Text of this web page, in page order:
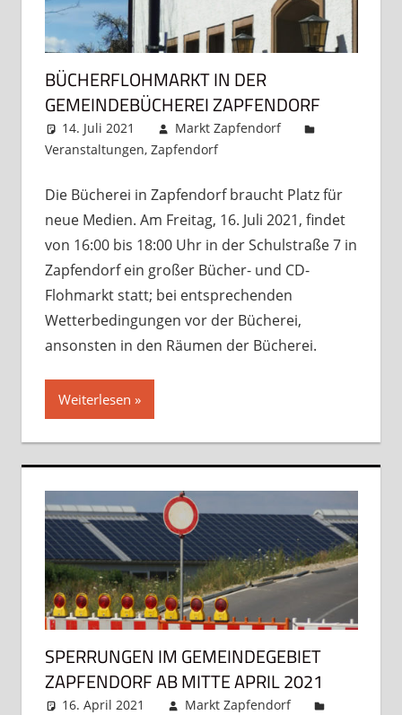
BÜCHERFLOHMARKT IN DER
GEMEINDEBÜCHEREI ZAPFENDORF
14. Juli 2021
Markt Zapfendorf
Veranstaltungen, Zapfendorf
Die Bücherei in Zapfendorf braucht Platz für
neue Medien. Am Freitag, 16. Juli 2021, findet
von 16:00 bis 18:00 Uhr in der Schulstraße 7 in
Zapfendorf ein großer Bücher- und CD-
Flohmarkt statt; bei entsprechenden
Wetterbedingungen vor der Bücherei,
ansonsten in den Räumen der Bücherei.
Weiterlesen
SPERRUNGEN IM GEMEINDEGEBIET
ZAPFENDORF AB MITTE APRIL 2021
16. April 2021
Markt Zapfendorf